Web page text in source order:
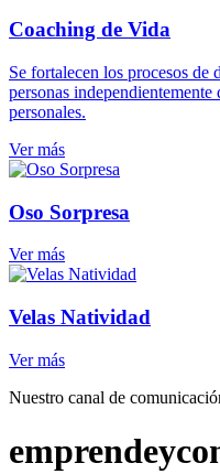
Coaching de Vida
Se fortalecen los procesos de
personas
personales.
Ver más
Oso Sorpresa
Ver más
Velas Natividad
Ver más
Nuestro canal de